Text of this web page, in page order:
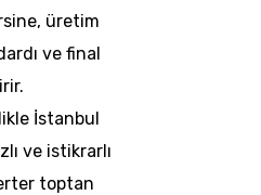
üretim
ve final
İstanbul
ve istikrarlı
toptan